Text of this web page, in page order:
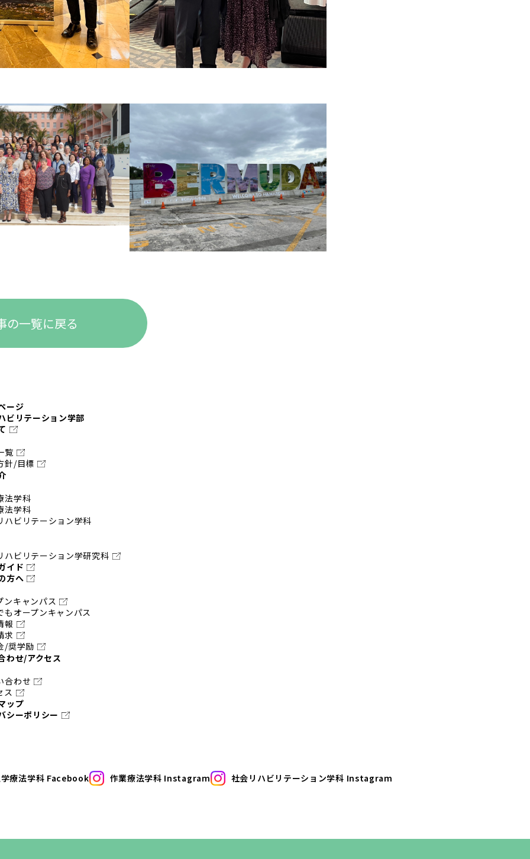
の一覧に戻る
ージ
ビリテーション学部
覧
針/目標
法学科
法学科
ハビリテーション学科
ハビリテーション学研究科
イド
方へ
ンキャンパス
もオープンキャンパス
報
求
/奨学励
わせ/アクセス
合わせ
ス
ップ
シーポリシー
療法学科 Facebook 作業療法学科 Instagram 社会リハビリテーション学科 Instagram